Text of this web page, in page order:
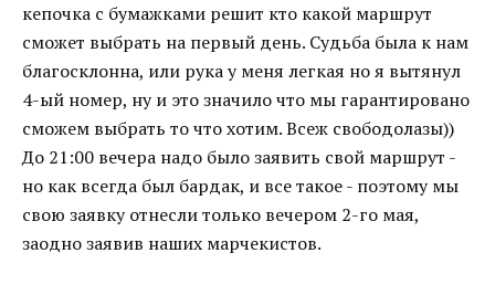
кепочка с бумажками решит кто какой маршрут
сможет выбрать на первый день. Судьба была к нам
благосклонна, или рука у меня легкая но я вытянул
4-ый номер, ну и это значило что мы гарантировано
сможем выбрать то что хотим. Всеж свободолазы))
До 21:00 вечера надо было заявить свой маршрут -
но как всегда был бардак, и все такое - поэтому мы
свою заявку отнесли только вечером 2-го мая,
заодно заявив наших марчекистов.